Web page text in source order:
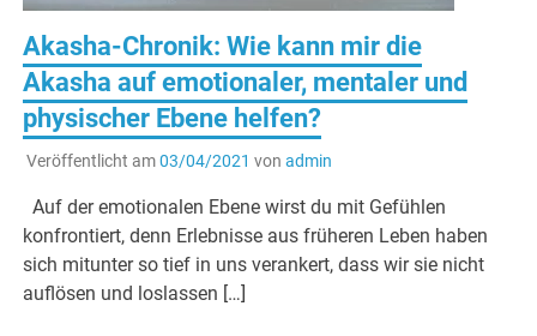
Akasha-Chronik: Wie kann mir die
Akasha auf emotionaler, mentaler und
physischer Ebene helfen?
Veröffentlicht am03/04/2021 von admin
Auf der emotionalen Ebene wirst du mit Gefühlen
konfrontiert, denn Erlebnisse aus früheren Leben haben
sich mitunter so tief in uns verankert, dass wir sie nicht
auflösen und loslassen […]